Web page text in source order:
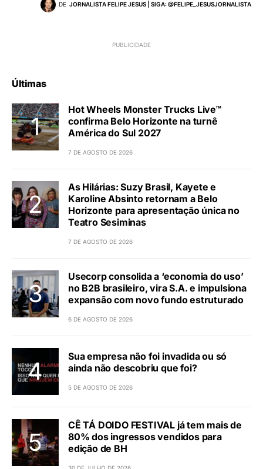
DE JORNALISTA FELIPE JESUS | SIGA: @FELIPE_JESUSJORNALISTA
Últimas
Hot Wheels Monster Trucks Live™
confirma Belo Horizonte na turnê
América do Sul 2027
7 DE AGOSTO DE 2026
As Hilárias: Suzy Brasil, Kayete e
Karoline Absinto retornam a Belo
Horizonte para apresentação única no
Teatro Sesiminas
7 DE AGOSTO DE 2026
Usecorp consolida a ‘economia do uso’
no B2B brasileiro, vira S.A. e impulsiona
expansão com novo fundo estruturado
6 DE AGOSTO DE 2026
Sua empresa não foi invadida ou só
ainda não descobriu que foi?
5 DE AGOSTO DE 2026
CÊ TÁ DOIDO FESTIVAL já tem mais de
80% dos ingressos vendidos para
edição de BH